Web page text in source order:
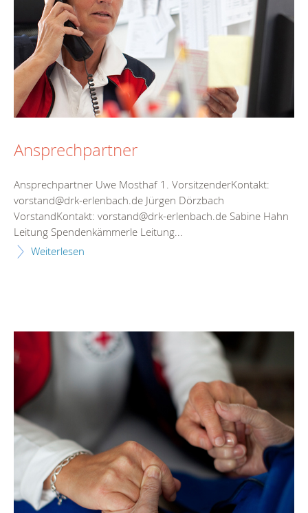
Ansprechpartner
Ansprechpartner Uwe Mosthaf 1. VorsitzenderKontakt:
vorstand@drk-erlenbach.de Jürgen Dörzbach
VorstandKontakt: vorstand@drk-erlenbach.de Sabine Hahn
Leitung Spendenkämmerle Leitung...
Weiterlesen